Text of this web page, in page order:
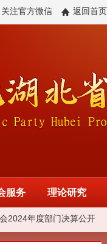
关注官方微信 返回首页
服务 理论研究
2024年度部门决算公开